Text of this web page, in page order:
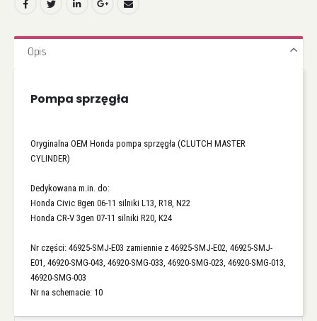
Opis
Pompa sprzęgła
Oryginalna OEM Honda pompa sprzęgła (CLUTCH MASTER
CYLINDER)
Dedykowana m.in. do:
Honda Civic 8gen 06-11 silniki L13, R18, N22
Honda CR-V 3gen 07-11 silniki R20, K24
Nr części: 46925-SMJ-E03 zamiennie z 46925-SMJ-E02, 46925-SMJ-
E01, 46920-SMG-043, 46920-SMG-033, 46920-SMG-023, 46920-SMG-013,
46920-SMG-003
Nr na schemacie: 10